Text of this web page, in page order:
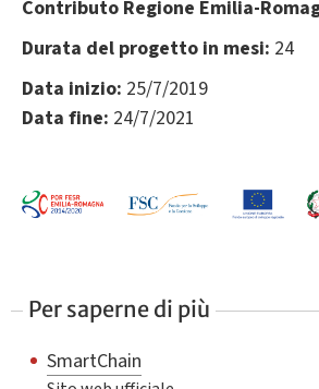
Contributo Regione Emilia-
Durata del progetto in mesi: 24
Data inizio: 25/7/2019
Data fine: 24/7/2021
Per saperne di più
SmartChain